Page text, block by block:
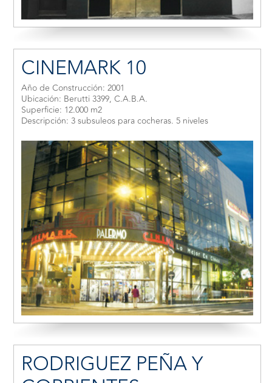
CINEMARK 10
Año de Construcción: 2001
Ubicación: Berutti 3399, C.A.B.A.
Superficie: 12.000 m2
Descripción: 3 subsuleos para cocheras. 5 niveles
RODRIGUEZ PEÑA Y